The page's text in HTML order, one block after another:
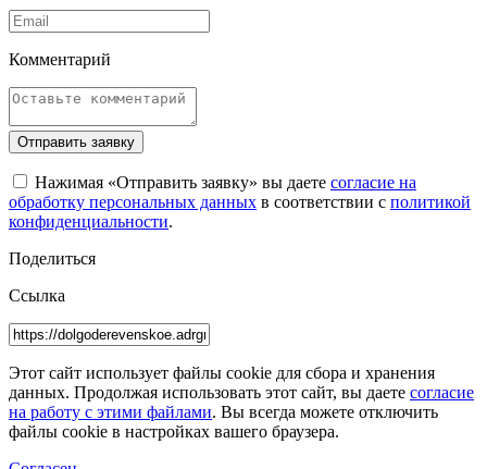
Комментарий
Отправить заявку
Нажимая «Отправить заявку» вы даете согласие на
обработку персональных данных в соответствии с политикой
конфиденциальности.
Поделиться
Ссылка
Этот сайт использует файлы cookie для сбора и хранения
данных. Продолжая использовать этот сайт, вы даете согласие
на работу с этими файлами. Вы всегда можете отключить
файлы cookie в настройках вашего браузера.